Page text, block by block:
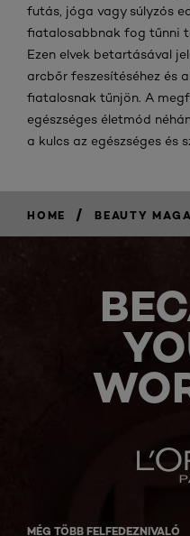
futás, jóga vagy súlyzós
fiatalosabbnak fog tűnni
Ezen elvek betartásával
arcbőr feszesítéséhez és
fiatalosnak tűnjön. A
egészséges életmód
a kulcs az egészséges és
HOME / BEAUTY
MÉG TÖBB FELFEDEZNIVALÓ